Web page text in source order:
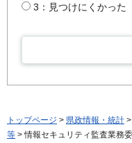
3：見つけにくかった
トップページ > 県政情報・統計 >
等 > 情報セキュリティ監査業務